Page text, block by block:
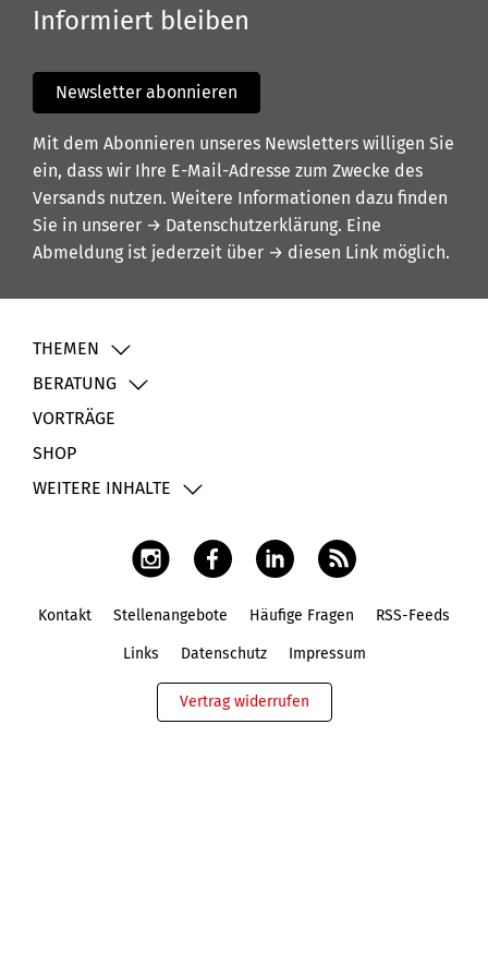
Informiert bleiben
Newsletter abonnieren
Mit dem Abonnieren unseres Newsletters willigen Sie
ein, dass wir Ihre E-Mail-Adresse zum Zwecke des
Versands nutzen. Weitere Informationen dazu finden
Sie in unserer → Datenschutzerklärung. Eine
Abmeldung ist jederzeit über → diesen Link möglich.
THEMEN
BERATUNG
VORTRÄGE
SHOP
WEITERE INHALTE
Kontakt Stellenangebote Häufige Fragen RSS-Feeds
Links Datenschutz Impressum
Vertrag widerrufen